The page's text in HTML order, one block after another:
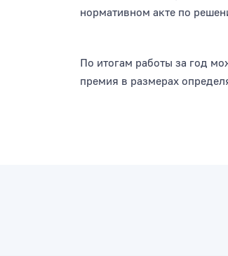
нормативном акте по
По итогам работы за год
премия в размерах